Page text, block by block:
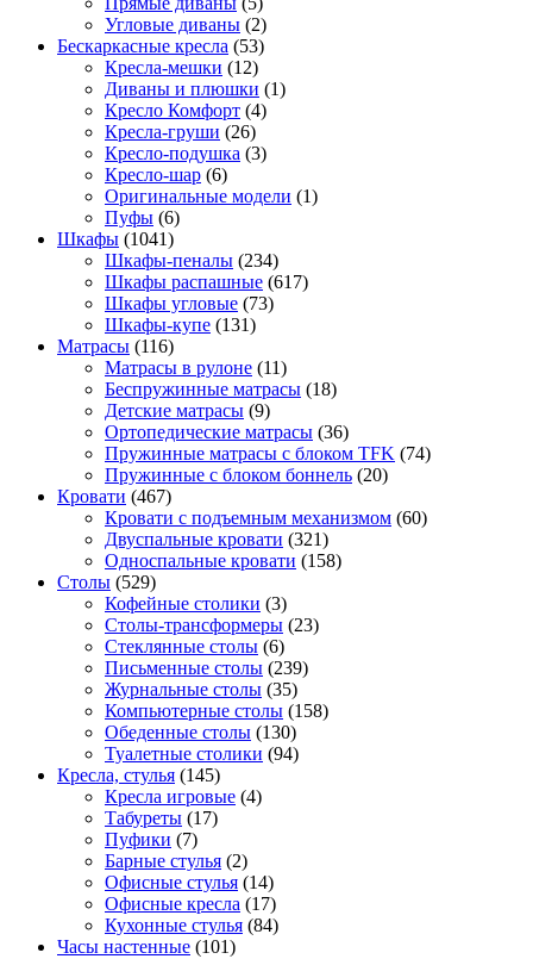
Угловые диваны (2)
Бескаркасные кресла (53)
Кресла-мешки (12)
Диваны и плюшки (1)
Кресло Комфорт (4)
Кресла-груши (26)
Кресло-подушка (3)
Кресло-шар (6)
Оригинальные модели (1)
Пуфы (6)
Шкафы (1041)
Шкафы-пеналы (234)
Шкафы распашные (617)
Шкафы угловые (73)
Шкафы-купе (131)
Матрасы (116)
Матрасы в рулоне (11)
Беспружинные матрасы (18)
Детские матрасы (9)
Ортопедические матрасы (36)
Пружинные матрасы с блоком TFK (74)
Пружинные с блоком боннель (20)
Кровати (467)
Кровати с подъемным механизмом (60)
Двуспальные кровати (321)
Односпальные кровати (158)
Столы (529)
Кофейные столики (3)
Столы-трансформеры (23)
Стеклянные столы (6)
Письменные столы (239)
Журнальные столы (35)
Компьютерные столы (158)
Обеденные столы (130)
Туалетные столики (94)
Кресла, стулья (145)
Кресла игровые (4)
Табуреты (17)
Пуфики (7)
Барные стулья (2)
Офисные стулья (14)
Офисные кресла (17)
Кухонные стулья (84)
Часы настенные (101)